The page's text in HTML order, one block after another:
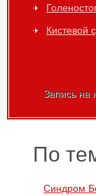
Кистевой
Запись на
По
Синдром